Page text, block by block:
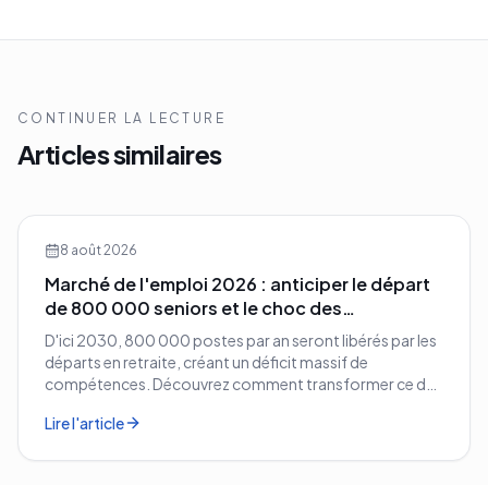
CONTINUER LA LECTURE
Articles similaires
8 août 2026
Marché de l'emploi 2026 : anticiper le départ
de 800 000 seniors et le choc des
compétences
D'ici 2030, 800 000 postes par an seront libérés par les
départs en retraite, créant un déficit massif de
compétences. Découvrez comment transformer ce défi
entreprise.
Lire l'article